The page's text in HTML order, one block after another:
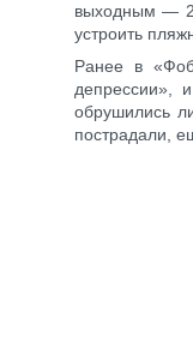
выходным —
устроить
Ранее в
депрессии»,
обрушились
пострадали,